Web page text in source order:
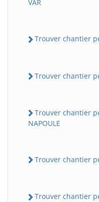
VAR
Trouver chantier
Trouver chantier
Trouver chantier
NAPOULE
Trouver chantier
Trouver chantier